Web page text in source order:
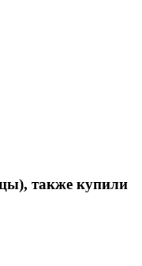
также купили